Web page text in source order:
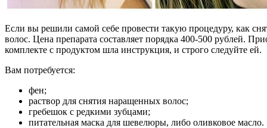
Если вы решили самой себе провести такую процедуру, как
волос. Цена препарата составляет порядка 400-500 рублей.
комплекте с продуктом шла инструкция, и строго следуйте ей.
Вам потребуется:
фен;
раствор для снятия наращенных волос;
гребешок с редкими зубцами;
питательная маска для шевелюры, либо оливковое масло.